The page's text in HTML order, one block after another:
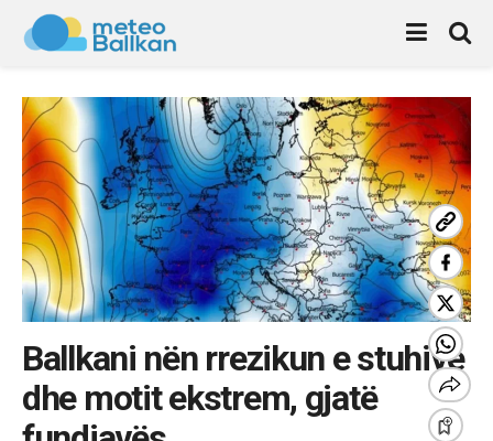
Ballkani nën rrezikun e stuhive
dhe motit ekstrem, gjatë